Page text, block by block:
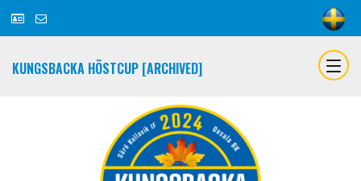
KUNGSBACKA HÖSTCUP [ARCHIVED]